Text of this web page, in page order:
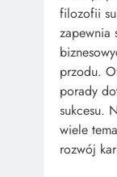
filozofii
zapewnia
przodu.
porady
sukcesu.
wiele
rozwój